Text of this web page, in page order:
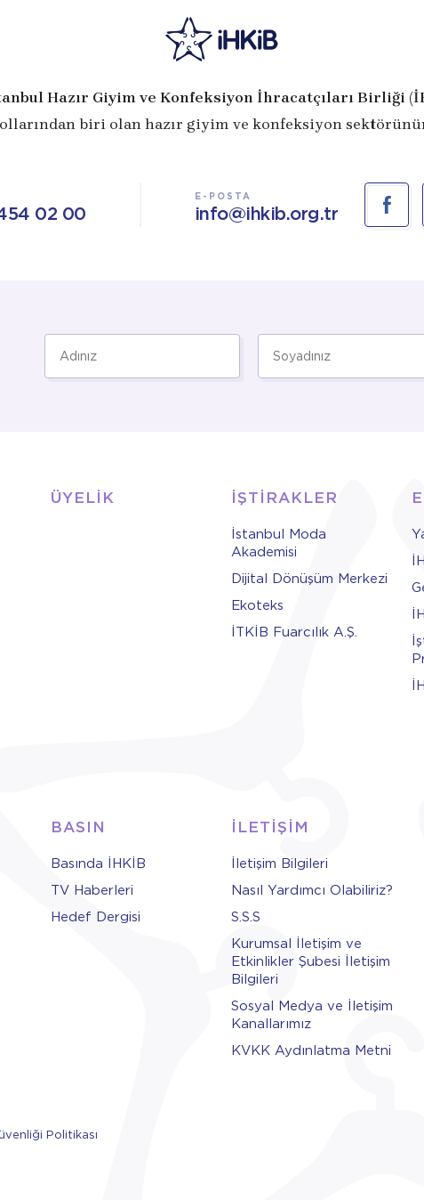
Hazır Giyim ve Konfeksiyon İhracatçıları Birliği
biri olan hazır giyim ve konfeksiyon
02 00
E-POSTA
info@ihkib.org.tr
ÜYELİK İŞTİRAKLER
İstanbul Moda
Akademisi
Dijital Dönüşüm Merkezi
Ekoteks
İTKİB Fuarcılık A.Ş.
BASIN
Basında İHKİB
TV Haberleri
Hedef Dergisi
İLETİŞİM
İletişim Bilgileri
Nasıl Yardımcı Olabiliriz?
S.S.S
Kurumsal İletişim ve
Etkinlikler Şubesi İletişim
Bilgileri
Sosyal Medya ve İletişim
Kanallarımız
KVKK Aydınlatma Metni
Politikası